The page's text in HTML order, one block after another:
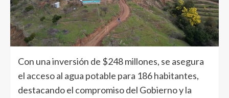
Con una inversión de $248 millones, se asegura
el acceso al agua potable para 186 habitantes,
destacando el compromiso del Gobierno y la